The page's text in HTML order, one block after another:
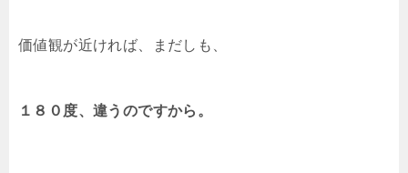
価値観が近ければ、まだしも、
１８０度、違うのですから。